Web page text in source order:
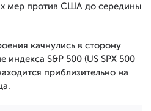
мер против США до середины
качнулись в сторону
индекса S&P 500 (US SPX 500
приблизительно на